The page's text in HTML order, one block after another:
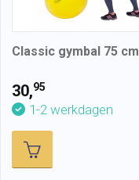
Classic gymbal 75 cm
30,95
1-2 werkdagen